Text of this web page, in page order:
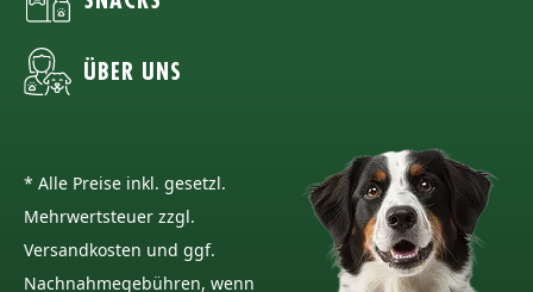
ÜBER UNS
* Alle Preise inkl. gesetzl.
Mehrwertsteuer zzgl.
Versandkosten und ggf.
Nachnahmegebühren, wenn